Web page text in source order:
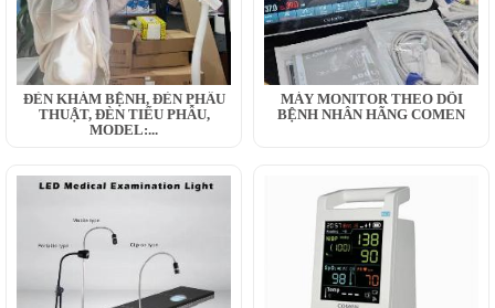
ĐÈN KHÁM BỆNH, ĐÈN PHẪU
THUẬT, ĐÈN TIỂU PHẪU,
MODEL:...
MÁY MONITOR THEO DÕI
BỆNH NHÂN HÃNG COMEN